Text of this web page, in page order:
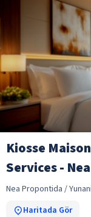
Kiosse
Services -
Nea Propontida /
Haritada Gör